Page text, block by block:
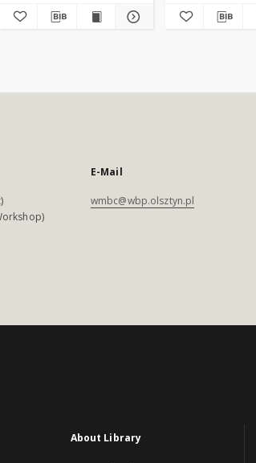
E-Mail
wmbc@wbp.olsztyn.pl
About Library